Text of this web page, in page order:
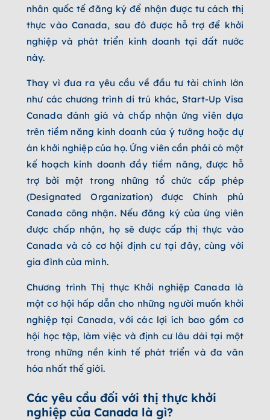
nhân quốc tế đăng ký để nhận được tư cách thị
thực vào Canada, sau đó được hỗ trợ để khởi
nghiệp và phát triển kinh doanh tại đất nước
này.
Thay vì đưa ra yêu cầu về đầu tư tài chính lớn
như các chương trình di trú khác, Start-Up Visa
Canada đánh giá và chấp nhận ứng viên dựa
trên tiềm năng kinh doanh của ý tưởng hoặc dự
án khởi nghiệp của họ. Ứng viên cần phải có một
kế hoạch kinh doanh đầy tiềm năng, được hỗ
trợ bởi một trong những tổ chức cấp phép
(Designated Organization) được Chính phủ
Canada công nhận. Nếu đăng ký của ứng viên
được chấp nhận, họ sẽ được cấp thị thực vào
Canada và có cơ hội định cư tại đây, cùng với
gia đình của mình.
Chương trình Thị thực Khởi nghiệp Canada là
một cơ hội hấp dẫn cho những người muốn khởi
nghiệp tại Canada, với các lợi ích bao gồm cơ
hội học tập, làm việc và định cư lâu dài tại một
trong những nền kinh tế phát triển và đa văn
hóa nhất thế giới.
Các yêu cầu đối với thị thực khởi
nghiệp của Canada là gì?